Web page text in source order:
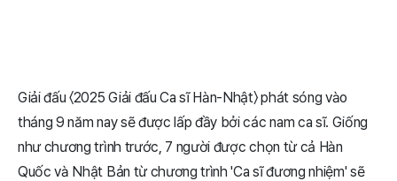
Giải đấu 〈2025 Giải đấu Ca sĩ Hàn-Nhật〉 phát sóng vào
tháng 9 năm nay sẽ được lấp đầy bởi các nam ca sĩ. Giống
như chương trình trước, 7 người được chọn từ cả Hàn
Quốc và Nhật Bản từ chương trình 'Ca sĩ đương nhiệm' sẽ